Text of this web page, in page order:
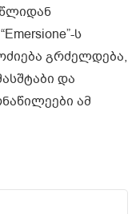
ს
გრძელდება,
და
ამ